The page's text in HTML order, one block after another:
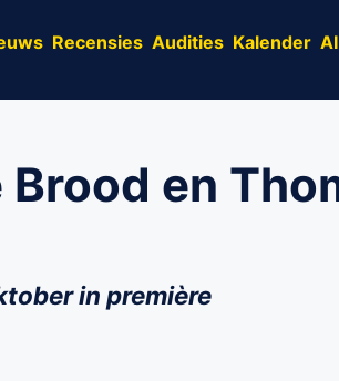
Recensies Audities Kalender AI
Brood en
in première